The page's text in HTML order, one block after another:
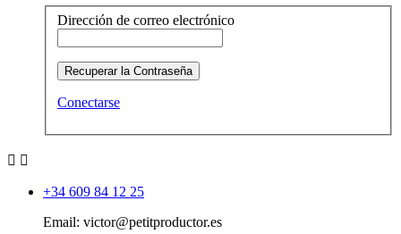
Dirección de correo electrónico
Recuperar la Contraseña
Conectarse
 
+34 609 84 12 25
Email: victor@petitproductor.es